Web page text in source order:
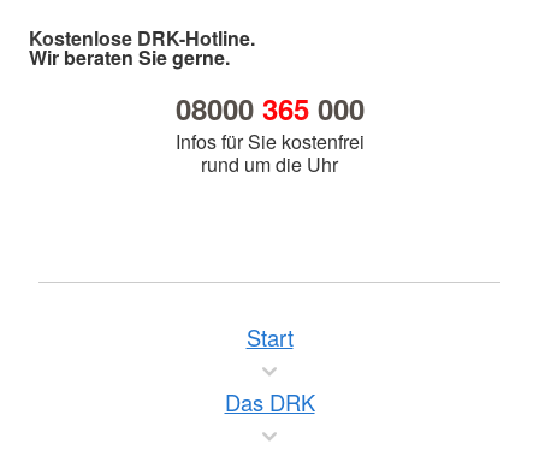
Kostenlose DRK-Hotline.
Wir beraten Sie gerne.
08000 365000
Infos für Sie kostenfrei
rund um die Uhr
Start
Das DRK